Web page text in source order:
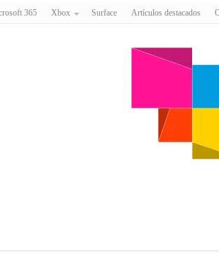
365 Xbox Surface Artículos destacados